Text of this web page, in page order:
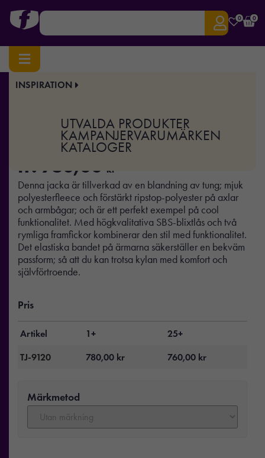
0 0
INSPIRATION
UTVALDA PRODUKTER
KAMPANJERVARUMÄRKEN
KATALOGER
Hem/Profilkläder/ Mountain Fleece
Mountain Fleece
fr. 760,00 kr
Denna jacka är tillverkad av en blandning av tung; mjuk
polyesterfleece och förstärkt ripstop-polyester på axlar
och armbågar; och är ett perfekt exempel på cool
funktionalitet. Med högkvalitativa SBS-blixtlås och två
rymliga framfickor kombinerar den stil med funktionalitet.
Det elastiska bandet på ärmarna säkerställer en bekväm
passform; så att du kan trotsa kylan med komfort och
självförtroende.
Pris
Artikel 1+
25+
TJ-9120
780,00 kr 760,00 kr
Märkmetod